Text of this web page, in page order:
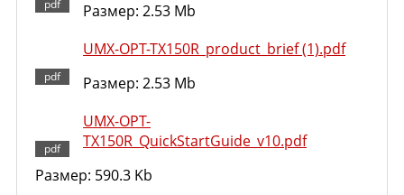
Размер: 2.53 Mb
UMX-OPT-TX150R_product_brief (1).pdf
Размер: 2.53 Mb
UMX-OPT-
TX150R_QuickStartGuide_v10.pdf
Размер: 590.3 Kb